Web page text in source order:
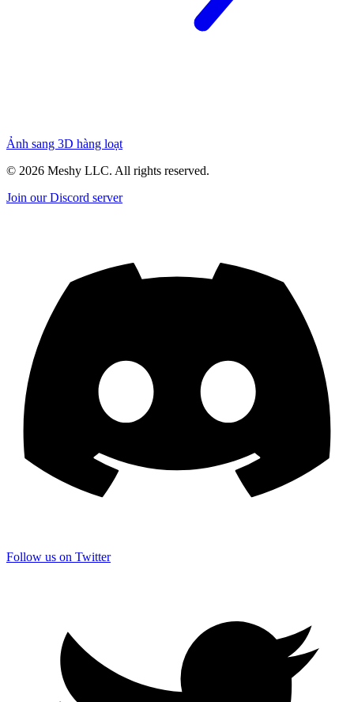
Ảnh sang 3D hàng loạt
© 2026 Meshy LLC. All rights reserved.
Join our Discord server
Follow us on Twitter